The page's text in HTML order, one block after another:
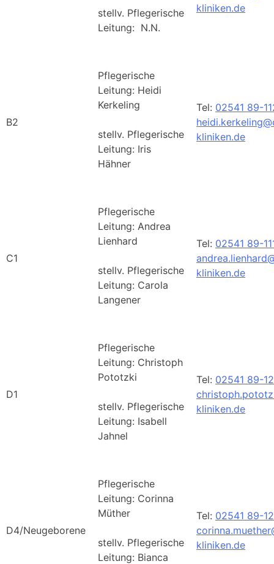
stellv. Pflegerische
Leitung: N.N.
kliniken.de
B2
Pflegerische
Leitung: Heidi
Kerkeling
stellv. Pflegerische
Leitung: Iris
Hähner
Tel: 02541 89-
kliniken.de
C1
Pflegerische
Leitung: Andrea
Lienhard
stellv. Pflegerische
Leitung: Carola
Langener
Tel: 02541 89-
kliniken.de
D1
Pflegerische
Leitung: Christoph
Pototzki
stellv. Pflegerische
Leitung: Isabell
Jahnel
Tel: 02541 89-
kliniken.de
D4/Neugeborene
Pflegerische
Leitung: Corinna
Müther
stellv. Pflegerische
Leitung: Bianca
Tel: 02541 89-
kliniken.de